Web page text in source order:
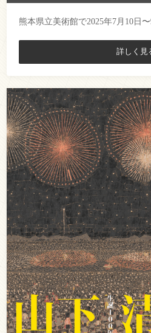
熊本県立美術館で2025年7月10日
詳しく見